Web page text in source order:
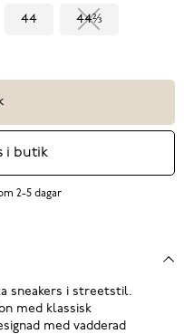
44 44⅔
i butik
2-5 dagar
sneakers i streetstil.
med klassisk
med vadderad